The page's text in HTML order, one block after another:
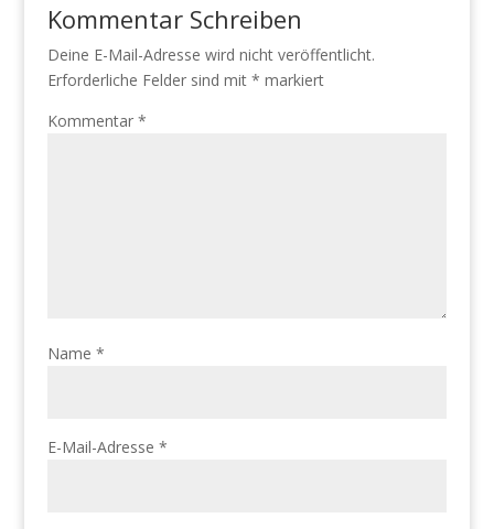
Kommentar Schreiben
Deine E-Mail-Adresse wird nicht veröffentlicht.
Erforderliche Felder sind mit * markiert
Kommentar *
Name *
E-Mail-Adresse *